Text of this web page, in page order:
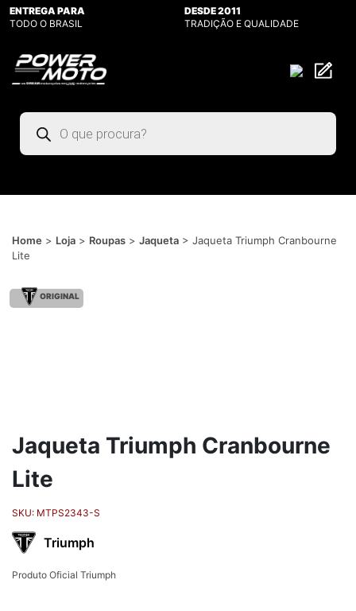
ENTREGA PARA
TODO O BRASIL
DESDE 2011
TRADIÇÃO E QUALIDADE
Pesquisar
produtos
Home > Loja > Roupas > Jaqueta > Jaqueta Triumph Cranbourne
Lite
ORIGINAL
Jaqueta Triumph Cranbourne
Lite
SKU: MTPS2343-S
Triumph
Produto Oficial Triumph